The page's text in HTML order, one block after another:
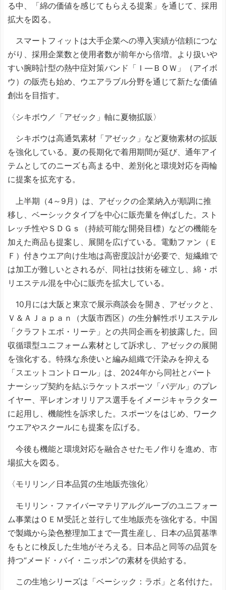
る中、「綿の価値を感じてもらえる提案」を通じて、採用
拡大を図る。
スマートフィットは大手企業への導入実績が信頼につな
がり、採用企業数と使用者数が前年から倍増。より扱いや
すい腕時計型の熱中症対策バンド「Ｉ―ＢＯＷ」（アイボ
ウ）の販売も始め、ウエアラブル分野を通じて新たな価値
創出を目指す。
〈シキボウ／「アゼック」軸に夏物拡販〉
シキボウは高通気素材「アゼック」など夏物素材の拡販
を強化している。夏の長期化で着用期間が延び、通年アイ
テムとしてのニーズも高まる中、差別化と環境対応を両輪
に提案を拡充する。
上半期（4～9月）は、アゼックの企業納入が順調に推
移し、ベーシックタイプを中心に販売量を伸ばした。スト
レッチ性やＳＤＧｓ（持続可能な開発目標）などの機能を
加えた商品も提案し、展開を広げている。電動ファン（Ｅ
Ｆ）付きウエア向け生地は高密度設計が必要で、短繊維で
は加工が難しいとされるが、同社は技術を確立し、綿・ポ
リエステル混を中心に販売を拡大している。
10月には大阪と東京で展示商談会を開き、アゼックと、
Ｖ＆ＡＪａｐａｎ（大阪市西区）の生分解性ポリエステル
「クラフトエボ・リーテ」との共同企画を初披露した。回
収循環型ユニフォーム素材として訴求し、アゼックの展開
を強化する。特殊な糸使いと編み組織で汗染みを抑える
「スエットコントロール」は、2024年から同社とパート
ナーシップ契約を結ぶラケットスポーツ「パデル」のプレ
イヤー、平レオンオリリアス選手をイメージキャラクター
に起用し、機能性を訴求した。スポーツをはじめ、ワーク
ウエアやスクールにも提案を広げる。
今後も機能と環境対応を融合させたモノ作りを進め、市
場拡大を図る。
〈モリリン／日本品質の生地販売強化〉
モリリン・ファイバーマテリアルグループのユニフォー
ム事業はＯＥＭ受託と並行して生地販売を強化する。中国
で製織から染色整理加工まで一貫生産し、日本の品質基準
をもとに検反した生地がそろえる。日本品と同等の品質を
持つ“メード・バイ・ニッポン”の素材を供給する。
この生地シリーズは「ベーシック：ラボ」と名付けた。